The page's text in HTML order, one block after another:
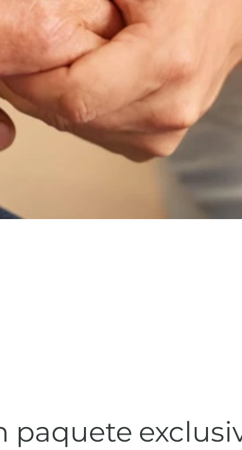
paquete